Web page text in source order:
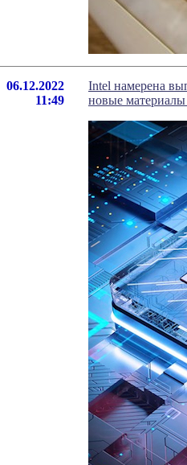
06.12.2022
11:49
Intel намерена
новые материалы